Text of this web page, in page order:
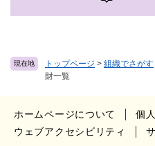
現在地 トップページ > 組織でさがす
財一覧
ホームページについて
個
ウェブアクセシビリティ